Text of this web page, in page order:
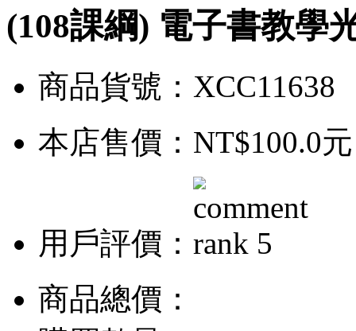
(108課綱) 電子書教學
商品貨號：XCC11638
本店售價： NT$100.0元
用戶評價：
商品總價：